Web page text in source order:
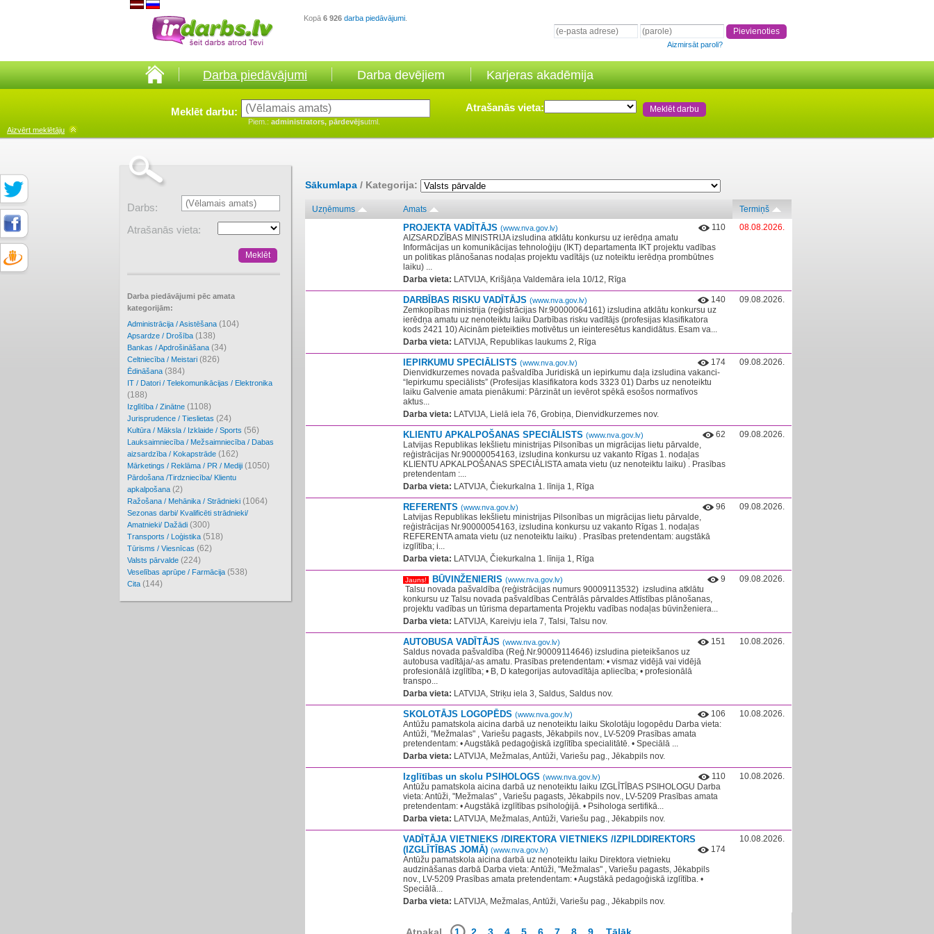
Kopā 6 926 darba piedāvājumi
Aizmirsāt paroli?
Darba piedāvājumi Darba devējiem Karjeras akadēmija
Meklēt darbu:
Piem.: administrators, pārdevējsutml.
Atrašanās vieta:
Aizvērt meklētāju
Darbs:
Atrašanās vieta:
Darba piedāvājumi pēc amata
kategorijām:
Administrācija / Asistēšana (104)
Apsardze / Drošība (138)
Bankas / Apdrošināšana (34)
Celtniecība / Meistari (826)
Ēdināšana (384)
IT / Datori / Telekomunikācijas / Elektronika
(188)
Izglītība / Zinātne (1108)
Jurisprudence / Tieslietas (24)
Kultūra / Māksla / Izklaide / Sports (56)
Lauksaimniecība / Mežsaimniecība / Dabas
aizsardzība / Kokapstrāde (162)
Mārketings / Reklāma / PR / Mediji (1050)
Pārdošana /Tirdzniecība/ Klientu
apkalpošana (2)
Ražošana / Mehānika / Strādnieki (1064)
Sezonas darbi/ Kvalificēti strādnieki/
Amatnieki/ Dažādi (300)
Transports / Loģistika (518)
Tūrisms / Viesnīcas (62)
Valsts pārvalde (224)
Veselības aprūpe / Farmācija (538)
Cita (144)
Sākumlapa / Kategorija:
Uzņēmums Amats Termiņš
PROJEKTA VADĪTĀJS (www.nva.gov.lv)
110
AIZSARDZĪBAS MINISTRIJA izsludina atklātu konkursu uz ierēdņa amatu
Informācijas un komunikācijas tehnoloģiju (IKT) departamenta IKT projektu vadības
un politikas plānošanas nodaļas projektu vadītājs (uz noteiktu ierēdņa prombūtnes
laiku) ...
Darba vieta: LATVIJA, Krišjāņa Valdemāra iela 10/12, Rīga
08.08.2026.
DARBĪBAS RISKU VADĪTĀJS (www.nva.gov.lv)
140
Zemkopības ministrija (reģistrācijas Nr.90000064161) izsludina atklātu konkursu uz
ierēdņa amatu uz nenoteiktu laiku Darbības risku vadītājs (profesijas klasifikatora
kods 2421 10) Aicinām pieteikties motivētus un ieinteresētus kandidātus. Esam va...
Darba vieta: LATVIJA, Republikas laukums 2, Rīga
09.08.2026.
IEPIRKUMU SPECIĀLISTS (www.nva.gov.lv)
174
Dienvidkurzemes novada pašvaldība Juridiskā un iepirkumu daļa izsludina vakanci-
“Iepirkumu speciālists” (Profesijas klasifikatora kods 3323 01) Darbs uz nenoteiktu
laiku Galvenie amata pienākumi: Pārzināt un ievērot spēkā esošos normatīvos
aktus...
Darba vieta: LATVIJA, Lielā iela 76, Grobiņa, Dienvidkurzemes nov.
09.08.2026.
KLIENTU APKALPOŠANAS SPECIĀLISTS (www.nva.gov.lv)
62
Latvijas Republikas Iekšlietu ministrijas Pilsonības un migrācijas lietu pārvalde,
reģistrācijas Nr.90000054163, izsludina konkursu uz vakanto Rīgas 1. nodaļas
KLIENTU APKALPOŠANAS SPECIĀLISTA amata vietu (uz nenoteiktu laiku) . Prasības
pretendentam :...
Darba vieta: LATVIJA, Čiekurkalna 1. līnija 1, Rīga
09.08.2026.
REFERENTS (www.nva.gov.lv)
96
Latvijas Republikas Iekšlietu ministrijas Pilsonības un migrācijas lietu pārvalde,
reģistrācijas Nr.90000054163, izsludina konkursu uz vakanto Rīgas 1. nodaļas
REFERENTA amata vietu (uz nenoteiktu laiku) .​ Prasības pretendentam: augstākā
izglītība; i...
Darba vieta: LATVIJA, Čiekurkalna 1. līnija 1, Rīga
09.08.2026.
Jauns! BŪVINŽENIERIS (www.nva.gov.lv)
9
​ Talsu novada pašvaldība (reģistrācijas numurs 90009113532) ​ izsludina atklātu
konkursu uz Talsu novada pašvaldības Centrālās pārvaldes Attīstības plānošanas,
projektu vadības un tūrisma departamenta Projektu vadības nodaļas būvinženiera...
Darba vieta: LATVIJA, Kareivju iela 7, Talsi, Talsu nov.
09.08.2026.
AUTOBUSA VADĪTĀJS (www.nva.gov.lv)
151
Saldus novada pašvaldība (Reģ.Nr.90009114646) izsludina pieteikšanos uz
autobusa vadītāja/-as amatu. Prasības pretendentam: • vismaz vidējā vai vidējā
profesionālā izglītība; • B, D kategorijas autovadītāja apliecība; • profesionālā
transpo...
Darba vieta: LATVIJA, Striķu iela 3, Saldus, Saldus nov.
10.08.2026.
SKOLOTĀJS LOGOPĒDS (www.nva.gov.lv)
106
Antūžu pamatskola aicina darbā uz nenoteiktu laiku Skolotāju logopēdu Darba vieta:
Antūži, "Mežmalas" , Variešu pagasts, Jēkabpils nov., LV-5209 Prasības amata
pretendentam: • Augstākā pedagoģiskā izglītība specialitātē. • Speciālā ...
Darba vieta: LATVIJA, Mežmalas, Antūži, Variešu pag., Jēkabpils nov.
10.08.2026.
Izglītības un skolu PSIHOLOGS (www.nva.gov.lv)
110
Antūžu pamatskola aicina darbā uz nenoteiktu laiku IZGLĪTĪBAS PSIHOLOGU Darba
vieta: Antūži, "Mežmalas" , Variešu pagasts, Jēkabpils nov., LV-5209 Prasības amata
pretendentam: • Augstākā izglītības psiholoģijā. • Psihologa sertifikā...
Darba vieta: LATVIJA, Mežmalas, Antūži, Variešu pag., Jēkabpils nov.
10.08.2026.
VADĪTĀJA VIETNIEKS /DIREKTORA VIETNIEKS /IZPILDDIREKTORS
(IZGLĪTĪBAS JOMĀ) (www.nva.gov.lv)
174
Antūžu pamatskola aicina darbā uz nenoteiktu laiku Direktora vietnieku
audzināšanas darbā Darba vieta: Antūži, "Mežmalas" , Variešu pagasts, Jēkabpils
nov., LV-5209 Prasības amata pretendentam: • Augstākā pedagoģiskā izglītība. •
Speciālā...
Darba vieta: LATVIJA, Mežmalas, Antūži, Variešu pag., Jēkabpils nov.
10.08.2026.